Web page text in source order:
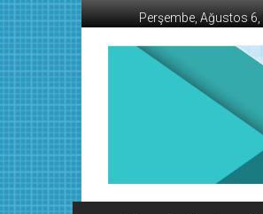
İçeriğe
geç
Perşembe, Ağustos 6,
AFŞİN
Ekonomi
Kanalı